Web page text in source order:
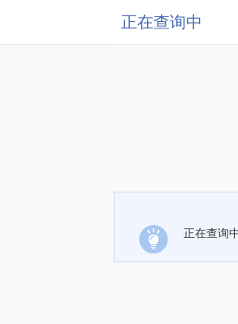
正在查询中
正在查询